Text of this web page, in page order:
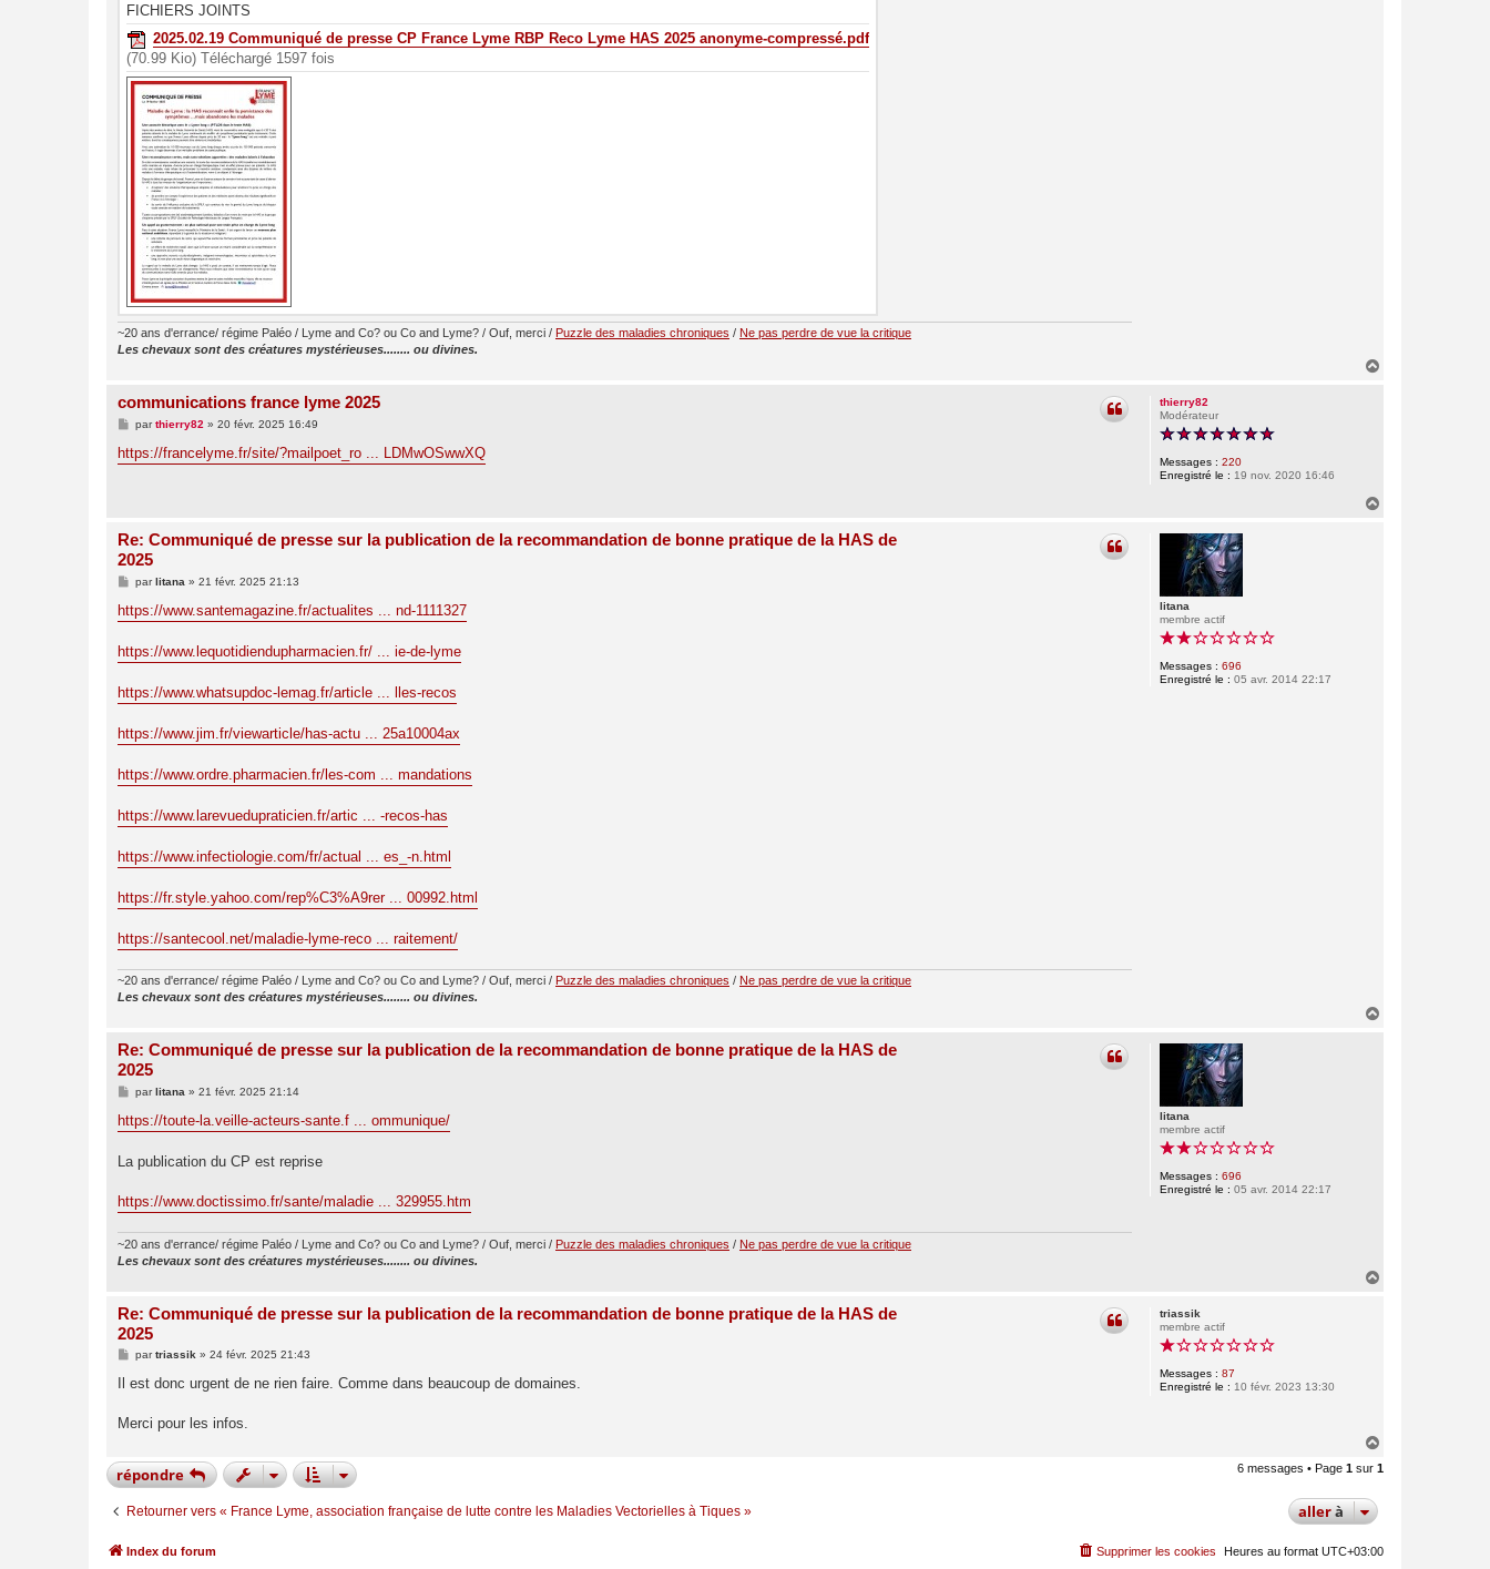
FICHIERS JOINTS
2025.02.19 Communiqué de presse CP France Lyme RBP Reco Lyme HAS 2025 anonyme-compressé.pdf
(70.99 Kio) Téléchargé 1597 fois
~20 ans d'errance/ régime Paléo / Lyme and Co? ou Co and Lyme? / Ouf, merci / Puzzle des maladies chroniques / Ne pas perdre de vue la critique
Les chevaux sont des créatures mystérieuses........ ou divines.
thierry82
Modérateur
Messages : 220
Enregistré le : 19 nov. 2020 16:46
communications france lyme 2025
M
s
s
parthierry82 » 20 févr. 2025 16:49
https://francelyme.fr/site/?mailpoet_ro ... LDMwOSwwXQ
litana
membre actif
Messages : 696
Enregistré le : 05 avr. 2014 22:17
Re: Communiqué de presse sur la publication de la recommandation de bonne pratique de la HAS de
2025
M
s
s
g
e
parlitana » 21 févr. 2025 21:13
https://www.santemagazine.fr/actualites ... nd-1111327
https://www.lequotidiendupharmacien.fr/ ... ie-de-lyme
https://www.whatsupdoc-lemag.fr/article ... lles-recos
https://www.jim.fr/viewarticle/has-actu ... 25a10004ax
https://www.ordre.pharmacien.fr/les-com ... mandations
https://www.larevuedupraticien.fr/artic ... -recos-has
https://www.infectiologie.com/fr/actual ... es_-n.html
https://fr.style.yahoo.com/rep%C3%A9rer ... 00992.html
https://santecool.net/maladie-lyme-reco ... raitement/
~20 ans d'errance/ régime Paléo / Lyme and Co? ou Co and Lyme? / Ouf, merci / Puzzle des maladies chroniques / Ne pas perdre de vue la critique
Les chevaux sont des créatures mystérieuses........ ou divines.
litana
membre actif
Messages : 696
Enregistré le : 05 avr. 2014 22:17
Re: Communiqué de presse sur la publication de la recommandation de bonne pratique de la HAS de
2025
M
s
s
g
e
parlitana » 21 févr. 2025 21:14
https://toute-la.veille-acteurs-sante.f ... ommunique/
La publication du CP est reprise
https://www.doctissimo.fr/sante/maladie ... 329955.htm
~20 ans d'errance/ régime Paléo / Lyme and Co? ou Co and Lyme? / Ouf, merci / Puzzle des maladies chroniques / Ne pas perdre de vue la critique
Les chevaux sont des créatures mystérieuses........ ou divines.
triassik
membre actif
Messages : 87
Enregistré le : 10 févr. 2023 13:30
Re: Communiqué de presse sur la publication de la recommandation de bonne pratique de la HAS de
2025
M
s
g
partriassik » 24 févr. 2025 21:43
Il est donc urgent de ne rien faire. Comme dans beaucoup de domaines.
Merci pour les infos.
u
répondre 6 messages • Page 1 sur 1
Retourner vers « France Lyme, association française de lutte contre les Maladies Vectorielles à Tiques » allerà
Index du forum Heures au format UTC+03:00
Supprimer les cookies